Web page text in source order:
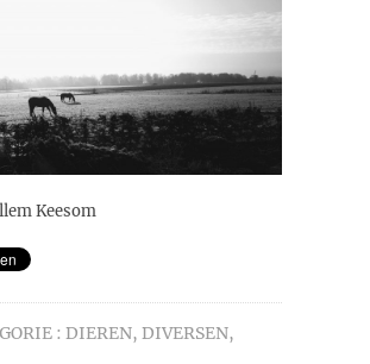
Keesom
: DIEREN, DIVERSEN,